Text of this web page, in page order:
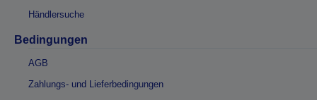
Händlersuche
Bedingungen
AGB
Zahlungs- und Lieferbedingungen